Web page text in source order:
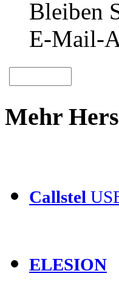
Bleiben
E-Mail-
Mehr
Callstel
ELESION